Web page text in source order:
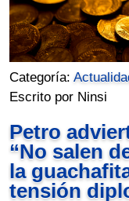
Categoría:
Escrito por Ninsi
Petro
“No salen
la
tensión